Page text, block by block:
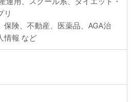
リ
保険、不動産、医薬品、AGA治
情報 など